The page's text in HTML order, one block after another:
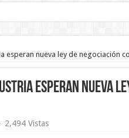
para
esperan nueva ley de negociación
esperan nueva
2,494 Vistas